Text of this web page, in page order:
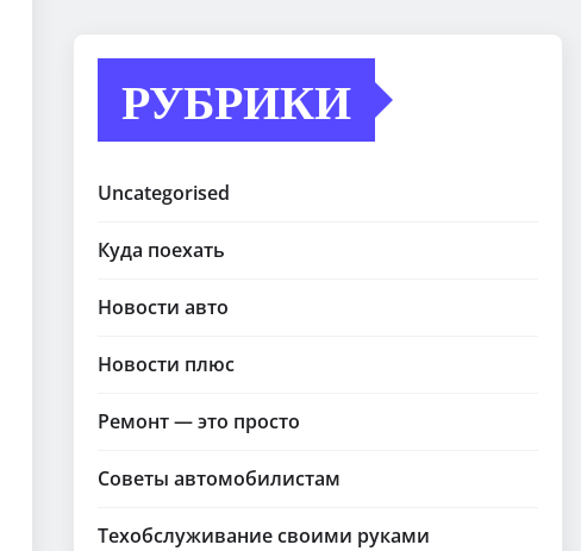
РУБРИКИ
Uncategorised
Куда поехать
Новости авто
Новости плюс
Ремонт — это просто
Советы автомобилистам
Техобслуживание своими руками